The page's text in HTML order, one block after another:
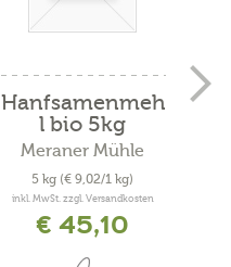
Hanfsamenmeh
l bio 5kg
Meraner Mühle
5 kg (€ 9,02/1 kg)
inkl. MwSt. zzgl. Versandkosten
€ 45,10